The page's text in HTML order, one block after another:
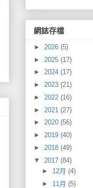
網誌存檔
► 2026 (5)
► 2025 (17)
► 2024 (17)
► 2023 (21)
► 2022 (16)
► 2021 (27)
► 2020 (56)
► 2019 (40)
► 2018 (49)
▼ 2017 (84)
► 12月 (4)
► 11月 (5)